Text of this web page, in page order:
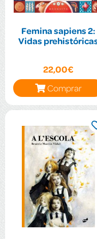
Femina sapiens 2:
Vidas
22,00€
Comprar